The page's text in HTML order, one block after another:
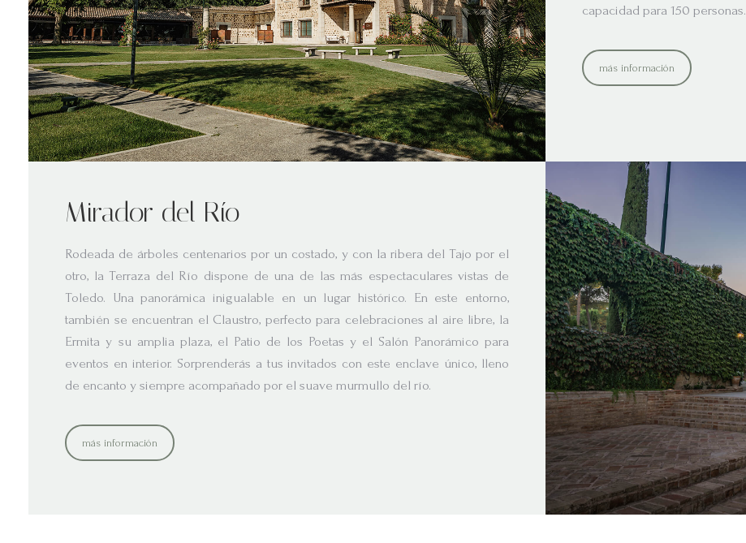
capacidad para 150 personas.
más información
Mirador del Río
Rodeada de árboles centenarios por un costado, y con la ribera del Tajo por el
otro, la Terraza del Río dispone de una de las más espectaculares vistas de
Toledo. Una panorámica inigualable en un lugar histórico. En este entorno,
también se encuentran el Claustro, perfecto para celebraciones al aire libre, la
Ermita y su amplia plaza, el Patio de los Poetas y el Salón Panorámico para
eventos en interior. Sorprenderás a tus invitados con este enclave único, lleno
de encanto y siempre acompañado por el suave murmullo del río.
más información